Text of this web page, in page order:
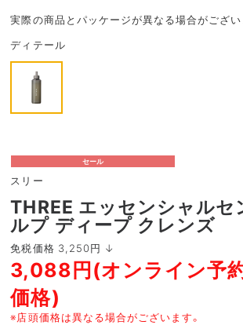
実際の商品とパッケージが異なる場合がござい
ディテール
セール
スリー
THREE エッセンシャルセ
ルプ ディープ クレンズ
免税価格 3,250円 ↓
3,088円(オンライン予
価格)
※店頭価格は異なる場合がございます。